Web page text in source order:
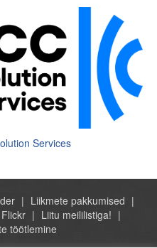
Services
Liikmete pakkumised
Flickr
Liitu meililistiga!
töötlemine